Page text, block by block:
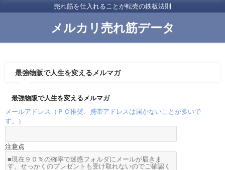
売れ筋を仕入れることが転売の鉄板法則
メルカリ売れ筋データ
最強物販で人生を変えるメルマガ
最強物販で人生を変えるメルマガ
メールアドレス（ＰＣ推奨、携帯アドレスは届かないことが多いで
す。）
注意点